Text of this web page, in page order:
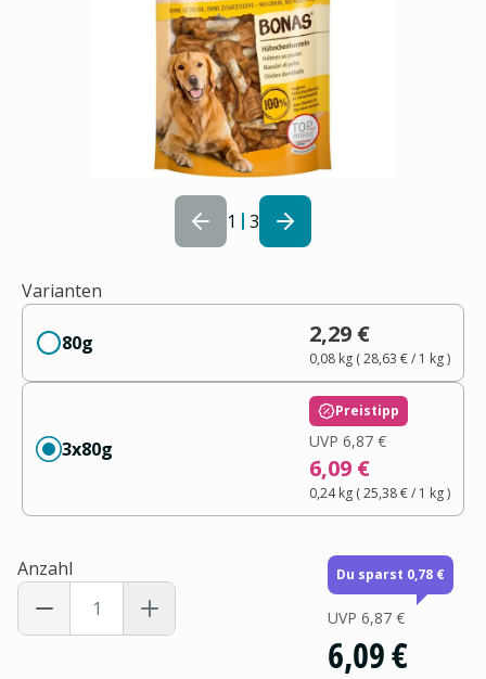
1 3
Varianten
80g 2,29 €
0,08 kg(28,63 €/ 1 kg)
3x80g
Preistipp
UVP 6,87 €
6,09 €
0,24 kg(25,38 €/ 1 kg)
Anzahl Du sparst 0,78 €
UVP 6,87 €
6,09 €